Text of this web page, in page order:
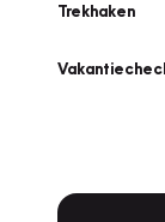
Trekhaken